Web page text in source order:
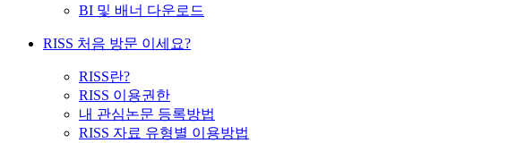
BI 및 배너 다운로드
RISS 처음 방문 이세요?
RISS란?
RISS 이용권한
내 관심논문 등록방법
RISS 자료 유형별 이용방법